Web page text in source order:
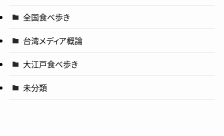
全国食べ歩き
台湾メディア概論
大江戸食べ歩き
未分類